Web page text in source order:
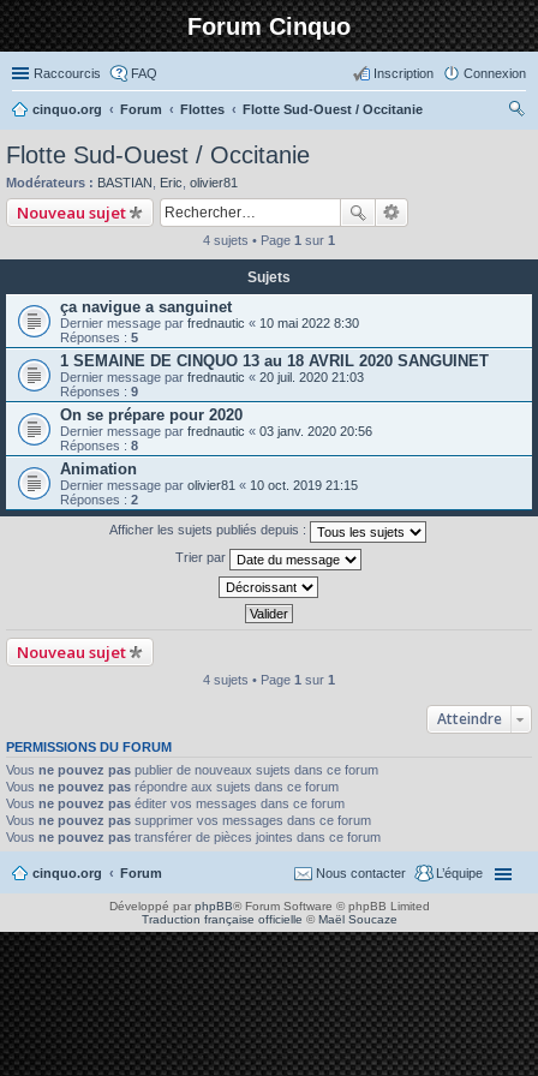
Forum Cinquo
Raccourcis FAQ Connexion
Inscription
cinquo.org Forum Flottes
Flotte Sud-Ouest / Occitanie
Flotte Sud-Ouest / Occitanie
Modérateurs : BASTIAN Eric olivier81
Nouveau sujet
4 sujets • Page 1 sur 1
Sujets
ça navigue a sanguinet
Dernier message par frednautic « 10 mai 2022 8:30
Réponses : 5
1 SEMAINE DE CINQUO 13 au 18 AVRIL 2020 SANGUINET
Dernier message par frednautic « 20 juil. 2020 21:03
Réponses : 9
On se prépare pour 2020
Dernier message par frednautic « 03 janv. 2020 20:56
Réponses : 8
Animation
Dernier message par olivier81 « 10 oct. 2019 21:15
Réponses : 2
Afficher les sujets publiés depuis :
Trier par
Nouveau sujet
4 sujets • Page 1 sur 1
Atteindre
PERMISSIONS DU FORUM
Vous ne pouvez pas publier de nouveaux sujets dans ce forum
Vous ne pouvez pas répondre aux sujets dans ce forum
Vous ne pouvez pas éditer vos messages dans ce forum
Vous ne pouvez pas supprimer vos messages dans ce forum
Vous ne pouvez pas transférer de pièces jointes dans ce forum
cinquo.org Forum L’équipe
Nous contacter
Développé par phpBB® Forum Software © phpBB Limited
Traduction française officielle ©Maël Soucaze